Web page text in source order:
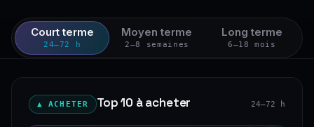
Court terme
24–72 h
Moyen terme
2–8 semaines
Long terme
6–18 mois
▲ ACHETER Top 10 à acheter 24–72 h